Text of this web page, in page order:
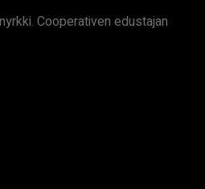
Cooperativen edustajan